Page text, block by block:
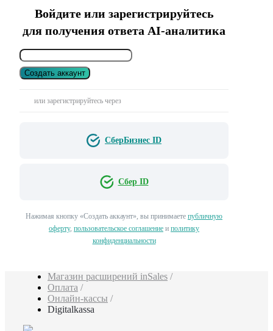
Войдите или зарегистрируйтесь
для получения ответа AI-аналитика
Создать аккаунт
или зарегистрируйтесь через
СберБизнес ID
Сбер ID
Нажимая кнопку «Создать аккаунт», вы принимаете публичную
оферту, пользовательское соглашение и политику
конфиденциальности
Магазин расширений inSales /
Оплата /
Онлайн-кассы /
Digitalkassa